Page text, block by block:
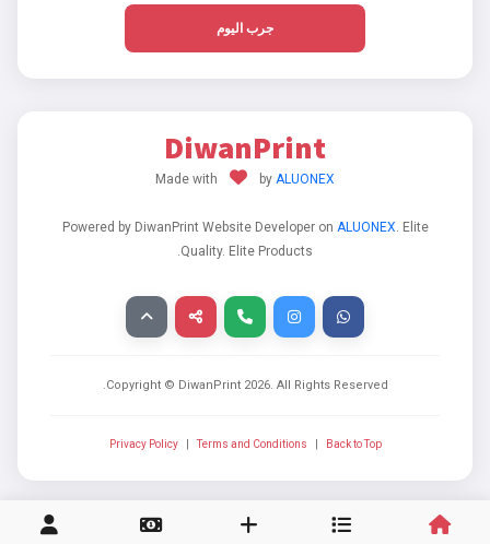
جرب اليوم
DiwanPrint
Made with by ALUONEX
Powered by DiwanPrint Website Developer on ALUONEX. Elite
Quality. Elite Products.
Copyright © DiwanPrint 2026. All Rights Reserved.
Privacy Policy Terms and Conditions Back to Top